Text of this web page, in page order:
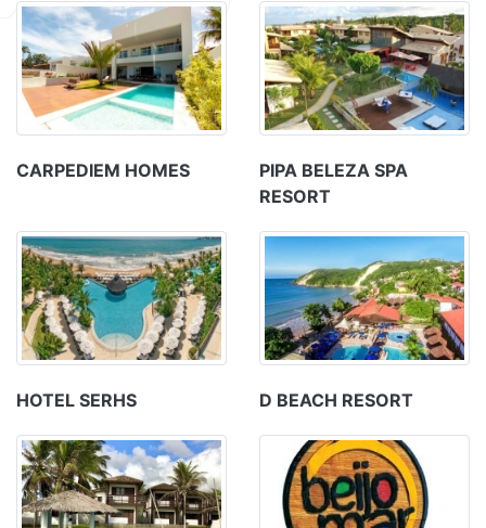
CARPEDIEM HOMES
PIPA BELEZA SPA
RESORT
HOTEL SERHS D BEACH RESORT